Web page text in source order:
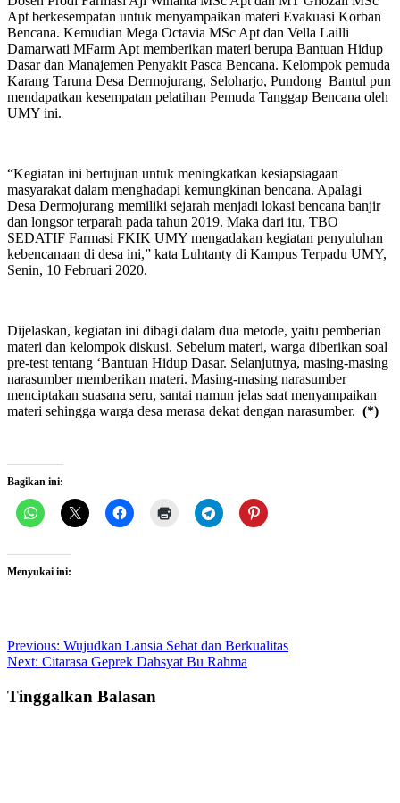
Apt berkesempatan untuk menyampaikan materi Evakuasi Korban
Bencana. Kemudian Mega Octavia MSc Apt dan Vella Lailli
Damarwati MFarm Apt memberikan materi berupa Bantuan Hidup
Dasar dan Manajemen Penyakit Pasca Bencana. Kelompok pemuda
Karang Taruna Desa Dermojurang, Seloharjo, Pundong Bantul pun
mendapatkan kesempatan pelatihan Pemuda Tanggap Bencana oleh
UMY ini.
“Kegiatan ini bertujuan untuk meningkatkan kesiapsiagaan
masyarakat dalam menghadapi kemungkinan bencana. Apalagi
Desa Dermojurang memiliki sejarah menjadi lokasi bencana banjir
dan longsor terparah pada tahun 2019. Maka dari itu, TBO
SEDATIF Farmasi FKIK UMY mengadakan kegiatan penyuluhan
kebencanaan di desa ini,” kata Luhtanty di Kampus Terpadu UMY,
Senin, 10 Februari 2020.
Dijelaskan, kegiatan ini dibagi dalam dua metode, yaitu pemberian
materi dan kelompok diskusi. Sebelum materi, warga diberikan soal
pre-test tentang ‘Bantuan Hidup Dasar. Selanjutnya, masing-masing
narasumber memberikan materi. Masing-masing narasumber
menciptakan suasana seru, santai namun jelas saat menyampaikan
materi sehingga warga desa merasa dekat dengan narasumber. (*)
Bagikan ini:
Menyukai ini:
Post
navigation
Previous: Wujudkan Lansia Sehat dan Berkualitas
Next: Citarasa Geprek Dahsyat Bu Rahma
Tinggalkan Balasan